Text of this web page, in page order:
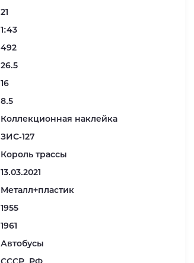
21
1:43
492
26.5
16
8.5
Коллекционная наклейка
ЗИС-127
Король трассы
13.03.2021
Металл+пластик
1955
1961
Автобусы